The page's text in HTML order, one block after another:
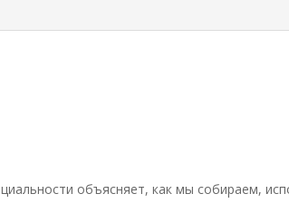
объясняет, как мы собираем,